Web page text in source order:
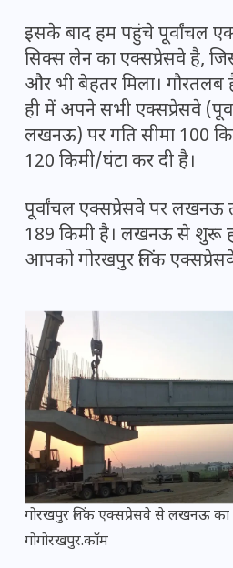
इसके बाद हम पहुंचे पूर्वांचल
सिक्स लेन का एक्सप्रेसवे है,
और भी बेहतर मिला। गौरतलब
ही में अपने सभी एक्सप्रेसवे
लखनऊ) पर गति सीमा 100
120 किमी/घंटा कर दी है।
पूर्वांचल एक्सप्रेसवे पर
189 किमी है। लखनऊ से शुरू
आपको गोरखपुर लिंक
गोरखपुर लिंक एक्सप्रेसवे से लखनऊ
गोगोरखपुर.कॉम